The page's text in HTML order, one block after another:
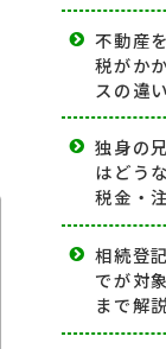
不動産
税がか
スの違
独身の
はどう
税金・
相続登
でが対
まで解